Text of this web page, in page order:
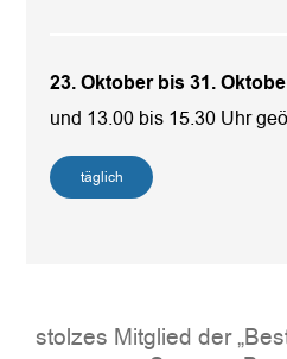
23. Oktober bis 31.
und 13.00 bis 15.30 Uhr
täglich
stolzes Mitglied der